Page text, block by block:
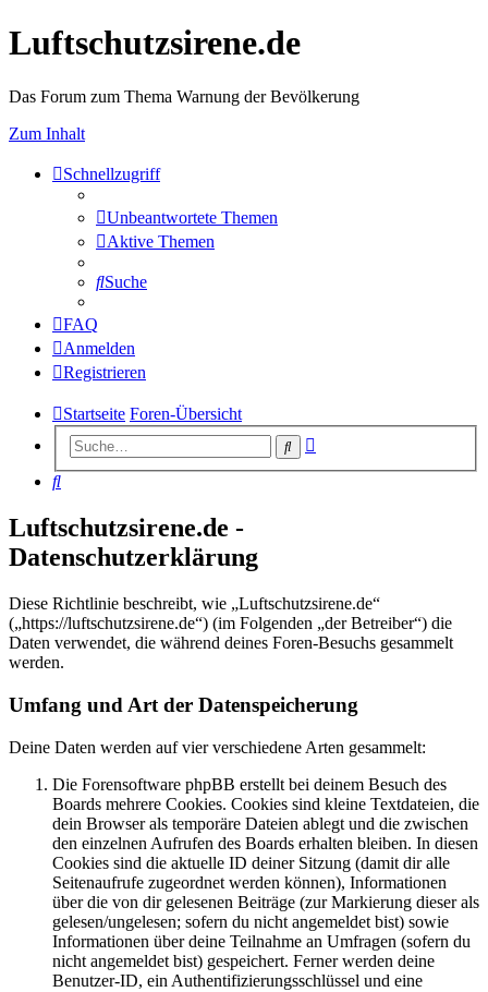
Luftschutzsirene.de
Das Forum zum Thema Warnung der Bevölkerung
Zum Inhalt
Schnellzugriff
Unbeantwortete Themen
Aktive Themen
Suche
FAQ
Anmelden
Registrieren
Startseite Foren-Übersicht
Suche
Suche
Luftschutzsirene.de -
Datenschutzerklärung
Diese Richtlinie beschreibt, wie „Luftschutzsirene.de“
(„https://luftschutzsirene.de“) (im Folgenden „der Betreiber“) die
Daten verwendet, die während deines Foren-Besuchs gesammelt
werden.
Umfang und Art der Datenspeicherung
Deine Daten werden auf vier verschiedene Arten gesammelt:
Die Forensoftware phpBB erstellt bei deinem Besuch des
Boards mehrere Cookies. Cookies sind kleine Textdateien, die
dein Browser als temporäre Dateien ablegt und die zwischen
den einzelnen Aufrufen des Boards erhalten bleiben. In diesen
Cookies sind die aktuelle ID deiner Sitzung (damit dir alle
Seitenaufrufe zugeordnet werden können), Informationen
über die von dir gelesenen Beiträge (zur Markierung dieser als
gelesen/ungelesen; sofern du nicht angemeldet bist) sowie
Informationen über deine Teilnahme an Umfragen (sofern du
nicht angemeldet bist) gespeichert. Ferner werden deine
Benutzer-ID, ein Authentifizierungsschlüssel und eine